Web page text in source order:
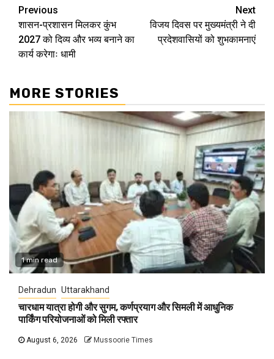
Continue
Reading
Previous
शासन-प्रशासन मिलकर कुंभ
2027 को दिव्य और भव्य बनाने का
कार्य करेगाः धामी
Next
विजय दिवस पर मुख्यमंत्री ने दी
प्रदेशवासियों को शुभकामनाएं
MORE STORIES
1 min read
Dehradun Uttarakhand
चारधाम यात्रा होगी और सुगम, कर्णप्रयाग और सिमली में आधुनिक
पार्किंग परियोजनाओं को मिली रफ्तार
August 6, 2026 Mussoorie Times